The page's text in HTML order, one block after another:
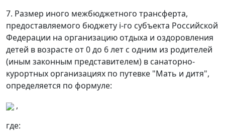
7. Размер иного межбюджетного трансферта,
предоставляемого бюджету i-го субъекта Российской
Федерации на организацию отдыха и оздоровления
детей в возрасте от 0 до 6 лет с одним из родителей
(иным законным представителем) в санаторно-
курортных организациях по путевке "Мать и дитя",
определяется по формуле:
,
где: